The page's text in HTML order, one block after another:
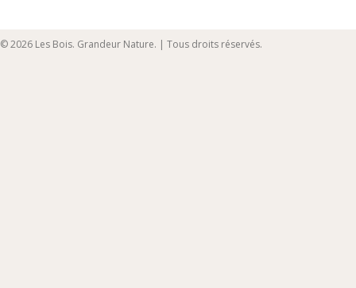
© 2026 Les Bois. Grandeur Nature. | Tous droits réservés.